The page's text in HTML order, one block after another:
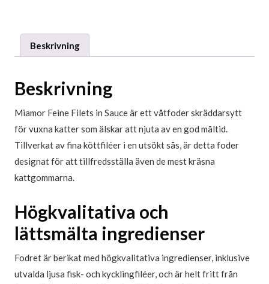
Beskrivning
Beskrivning
Miamor Feine Filets in Sauce är ett våtfoder skräddarsytt
för vuxna katter som älskar att njuta av en god måltid.
Tillverkat av fina köttfiléer i en utsökt sås, är detta foder
designat för att tillfredsställa även de mest kräsna
kattgommarna.
Högkvalitativa och
lättsmälta ingredienser
Fodret är berikat med högkvalitativa ingredienser, inklusive
utvalda ljusa fisk- och kycklingfiléer, och är helt fritt från